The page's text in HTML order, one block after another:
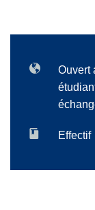
Ouvert
Effectif